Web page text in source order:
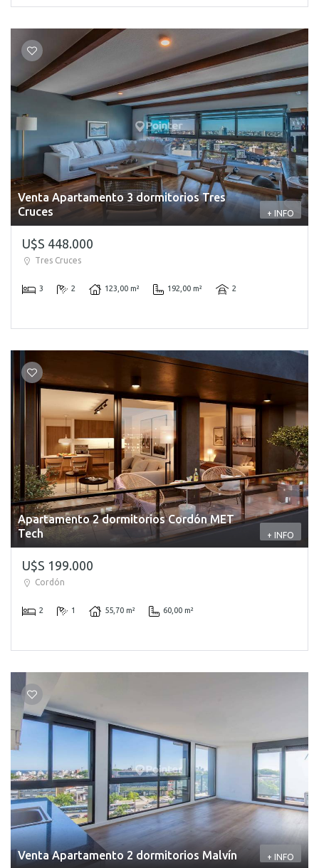
Venta Apartamento 3 dormitorios Tres
Cruces
+ INFO
U$S 448.000
Tres Cruces
3 2 123,00 m² 192,00 m² 2
Apartamento 2 dormitorios Cordón MET
Tech
+ INFO
U$S 199.000
Cordón
2 1 55,70 m² 60,00 m²
Venta Apartamento 2 dormitorios Malvín + INFO